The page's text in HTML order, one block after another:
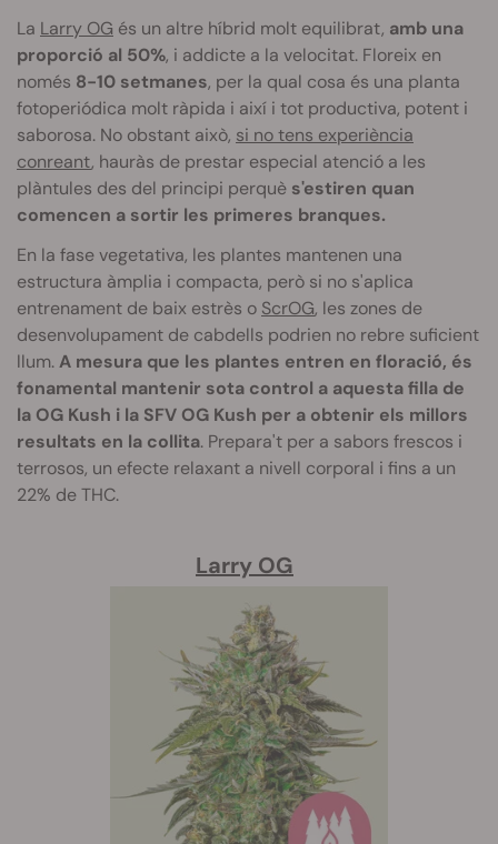
La Larry OG és un altre híbrid molt equilibrat, amb una
proporció al 50%, i addicte a la velocitat. Floreix en
només 8-10 setmanes, per la qual cosa és una planta
fotoperiódica molt ràpida i així i tot productiva, potent i
saborosa. No obstant això, si no tens experiència
conreant, hauràs de prestar especial atenció a les
plàntules des del principi perquè s'estiren quan
comencen a sortir les primeres branques.
En la fase vegetativa, les plantes mantenen una
estructura àmplia i compacta, però si no s'aplica
entrenament de baix estrès o ScrOG, les zones de
desenvolupament de cabdells podrien no rebre suficient
llum.A mesura que les plantes entren en floració, és
fonamental mantenir sota control a aquesta filla de
la OG Kush i la SFV OG Kush per a obtenir els millors
resultats en la collita. Prepara't per a sabors frescos i
terrosos, un efecte relaxant a nivell corporal i fins a un
22% de THC.
Larry OG